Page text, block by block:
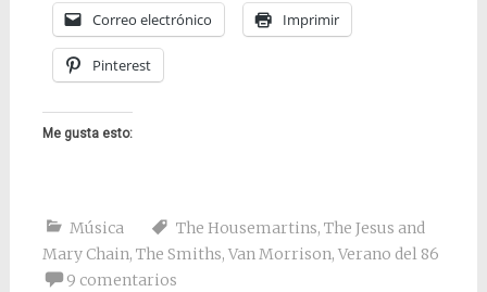
Correo electrónico Imprimir
Pinterest
Me gusta esto:
Música The Housemartins, The Jesus and
Mary Chain, The Smiths, Van Morrison, Verano del 86
9 comentarios